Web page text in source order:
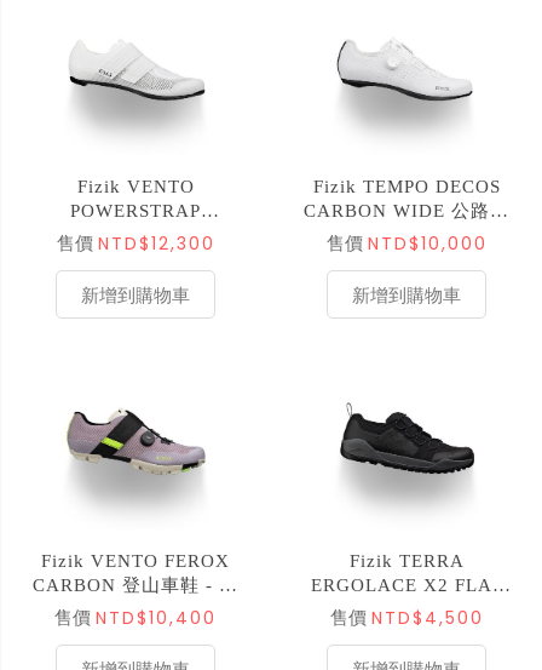
Fizik VENTO
POWERSTRAP
AEROWEAVE 公路車鞋
售價 NTD$12,300
新增到購物車
Fizik TEMPO DECOS
CARBON WIDE 公路車
鞋 - 白色
售價 NTD$10,000
新增到購物車
Fizik VENTO FEROX
CARBON 登山車鞋 - 丁
香紫/白色
售價 NTD$10,400
Fizik TERRA
ERGOLACE X2 FLAT
登山車鞋 - 黑色
售價 NTD$4,500